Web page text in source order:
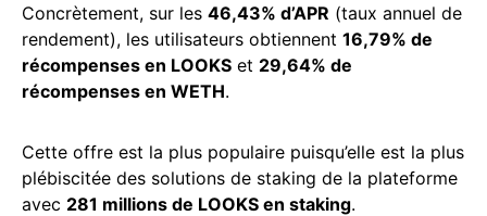
Concrètement, sur les 46,43% d’APR (taux annuel de
rendement), les utilisateurs obtiennent 16,79% de
récompenses en LOOKS et 29,64% de
récompenses en WETH.
Cette offre est la plus populaire puisqu’elle est la plus
plébiscitée des solutions de staking de la plateforme
avec 281 millions de LOOKS en staking.